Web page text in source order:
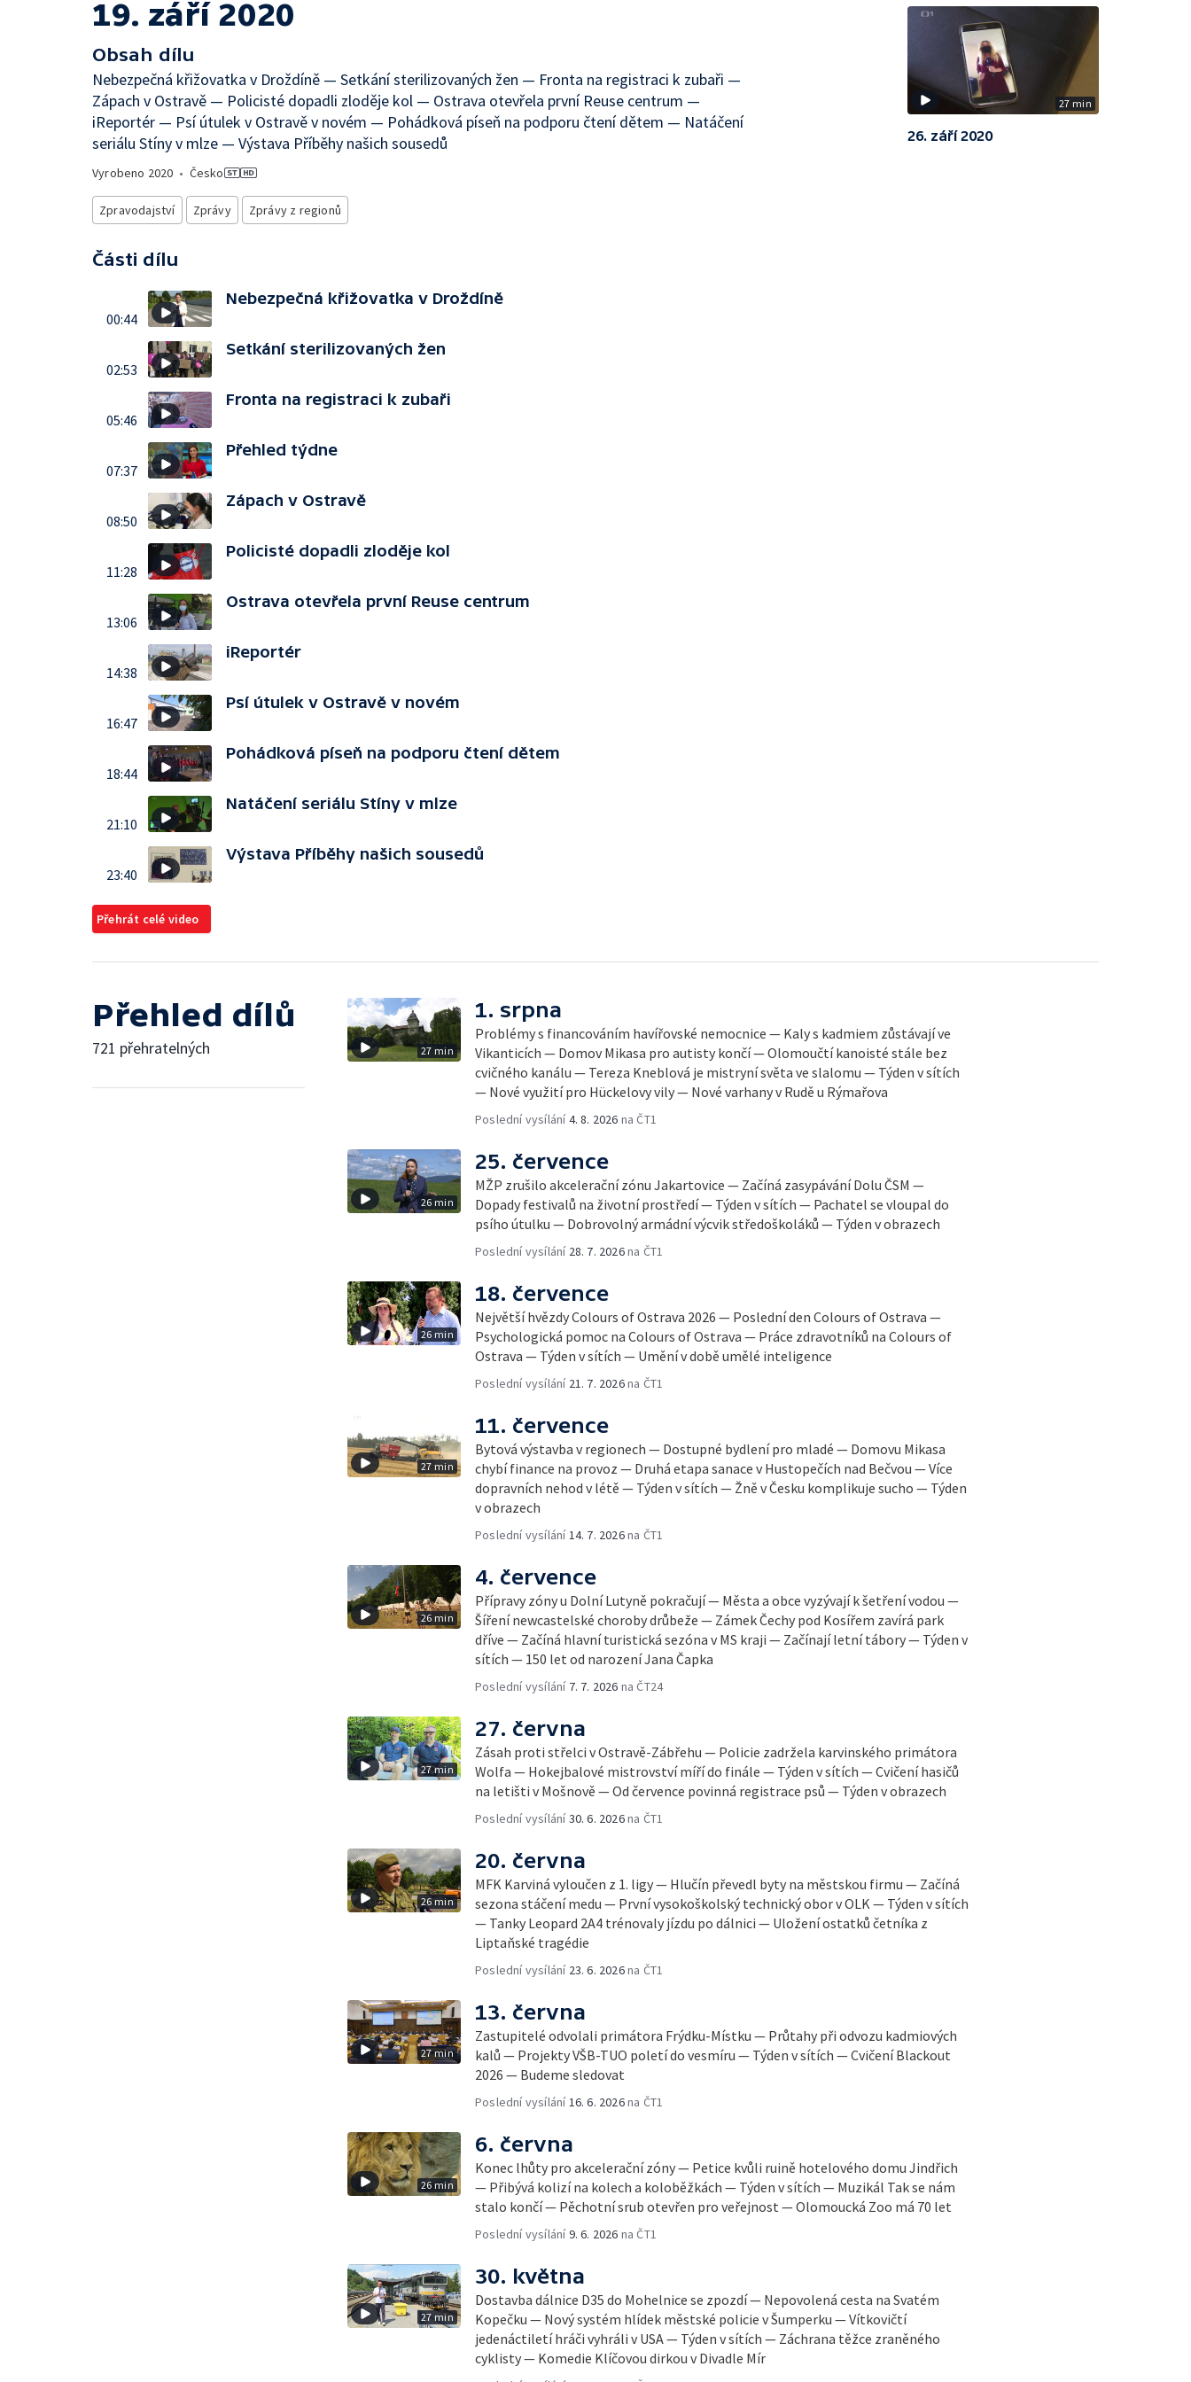
19. září 2020
Obsah dílu
Nebezpečná křižovatka v Droždíně — Setkání sterilizovaných žen — Fronta na registraci k zubaři —
Zápach v Ostravě — Policisté dopadli zloděje kol — Ostrava otevřela první Reuse centrum —
iReportér — Psí útulek v Ostravě v novém — Pohádková píseň na podporu čtení dětem — Natáčení
seriálu Stíny v mlze — Výstava Příběhy našich sousedů
Vyrobeno 2020 • Česko
Zpravodajství Zprávy Zprávy z regionů
Části dílu
00:44
Nebezpečná křižovatka v Droždíně
02:53
Setkání sterilizovaných žen
05:46
Fronta na registraci k zubaři
07:37
Přehled týdne
08:50
Zápach v Ostravě
11:28
Policisté dopadli zloděje kol
13:06
Ostrava otevřela první Reuse centrum
14:38
iReportér
16:47
Psí útulek v Ostravě v novém
18:44
Pohádková píseň na podporu čtení dětem
21:10
Natáčení seriálu Stíny v mlze
23:40
Výstava Příběhy našich sousedů
Přehrát celé video
27 min
26. září 2020
Přehled dílů
721 přehratelných 27 min
1. srpna
Problémy s financováním havířovské nemocnice — Kaly s kadmiem zůstávají ve
Vikanticích — Domov Mikasa pro autisty končí — Olomoučtí kanoisté stále bez
cvičného kanálu — Tereza Kneblová je mistryní světa ve slalomu — Týden v sítích
— Nové využití pro Hückelovy vily — Nové varhany v Rudě u Rýmařova
Poslední vysílání4. 8. 2026 na ČT1
26 min
25. července
MŽP zrušilo akcelerační zónu Jakartovice — Začíná zasypávání Dolu ČSM —
Dopady festivalů na životní prostředí — Týden v sítích — Pachatel se vloupal do
psího útulku — Dobrovolný armádní výcvik středoškoláků — Týden v obrazech
Poslední vysílání 28. 7. 2026na ČT1
26 min
18. července
Největší hvězdy Colours of Ostrava 2026 — Poslední den Colours of Ostrava —
Psychologická pomoc na Colours of Ostrava — Práce zdravotníků na Colours of
Ostrava — Týden v sítích — Umění v době umělé inteligence
Poslední vysílání 21. 7. 2026na ČT1
27 min
11. července
Bytová výstavba v regionech — Dostupné bydlení pro mladé — Domovu Mikasa
chybí finance na provoz — Druhá etapa sanace v Hustopečích nad Bečvou — Více
dopravních nehod v létě — Týden v sítích — Žně v Česku komplikuje sucho — Týden
v obrazech
Poslední vysílání14. 7. 2026na ČT1
26 min
4. července
Přípravy zóny u Dolní Lutyně pokračují — Města a obce vyzývají k šetření vodou —
Šíření newcastelské choroby drůbeže — Zámek Čechy pod Kosířem zavírá park
dříve — Začíná hlavní turistická sezóna v MS kraji — Začínají letní tábory — Týden v
sítích — 150 let od narození Jana Čapka
Poslední vysílání 7. 7. 2026 na ČT24
27 min
27. června
Zásah proti střelci v Ostravě-Zábřehu — Policie zadržela karvinského primátora
Wolfa — Hokejbalové mistrovství míří do finále — Týden v sítích — Cvičení hasičů
na letišti v Mošnově — Od července povinná registrace psů — Týden v obrazech
Poslední vysílání30. 6. 2026na ČT1
26 min
20. června
MFK Karviná vyloučen z 1. ligy — Hlučín převedl byty na městskou firmu — Začíná
sezona stáčení medu — První vysokoškolský technický obor v OLK — Týden v sítích
— Tanky Leopard 2A4 trénovaly jízdu po dálnici — Uložení ostatků četníka z
Liptaňské tragédie
Poslední vysílání 23. 6. 2026na ČT1
27 min
13. června
Zastupitelé odvolali primátora Frýdku-Místku — Průtahy při odvozu kadmiových
kalů — Projekty VŠB-TUO poletí do vesmíru — Týden v sítích — Cvičení Blackout
2026 — Budeme sledovat
Poslední vysílání16. 6. 2026na ČT1
26 min
6. června
Konec lhůty pro akcelerační zóny — Petice kvůli ruině hotelového domu Jindřich
— Přibývá kolizí na kolech a koloběžkách — Týden v sítích — Muzikál Tak se nám
stalo končí — Pěchotní srub otevřen pro veřejnost — Olomoucká Zoo má 70 let
Poslední vysílání9. 6. 2026 na ČT1
27 min
30. května
Dostavba dálnice D35 do Mohelnice se zpozdí — Nepovolená cesta na Svatém
Kopečku — Nový systém hlídek městské policie v Šumperku — Vítkovičtí
jedenáctiletí hráči vyhráli v USA — Týden v sítích — Záchrana těžce zraněného
cyklisty — Komedie Klíčovou dirkou v Divadle Mír